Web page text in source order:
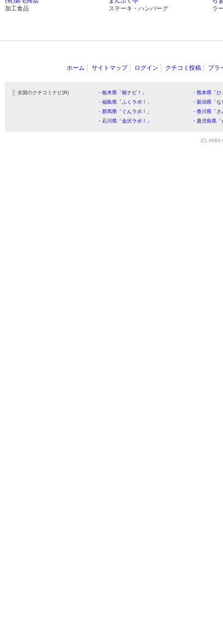
加工食品
ステーキ・ハンバーグ
ラ
ホーム サイトマップ ログイン クチコミ投稿 プラ
全国のクチコミナビ(R) ・栃木県「栃ナビ！」
・熊本県「
・福島県「ふくラボ！」
・新潟県「
・群馬県「ぐんラボ！」
・香川県「
・石川県「金沢ラボ！」
・鹿児島県
(C) HitBit